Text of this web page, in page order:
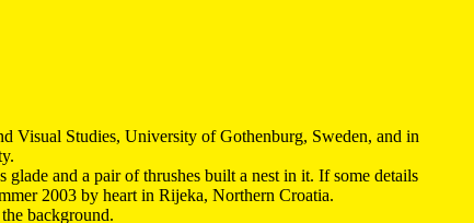
Visual Studies, University of Gothenburg, Sweden, and in
and a pair of thrushes built a nest in it. If some details
2003 by heart in Rijeka, Northern Croatia.
background.